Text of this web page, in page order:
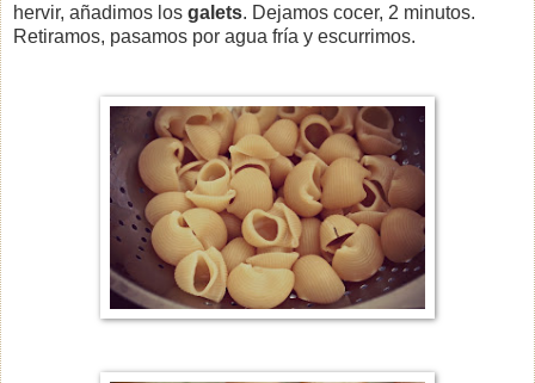
hervir, añadimos los galets. Dejamos cocer, 2 minutos.
Retiramos, pasamos por agua fría y escurrimos.